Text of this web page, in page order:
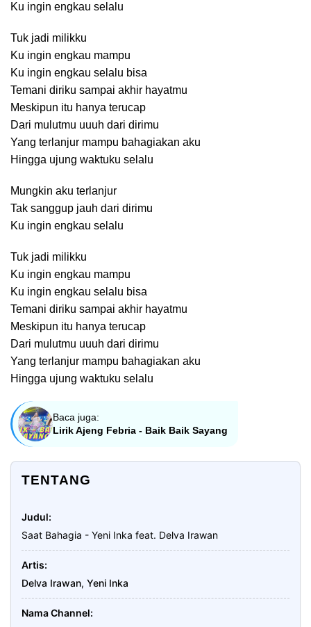
Ku ingin engkau selalu
Tuk jadi milikku
Ku ingin engkau mampu
Ku ingin engkau selalu bisa
Temani diriku sampai akhir hayatmu
Meskipun itu hanya terucap
Dari mulutmu uuuh dari dirimu
Yang terlanjur mampu bahagiakan aku
Hingga ujung waktuku selalu
Mungkin aku terlanjur
Tak sanggup jauh dari dirimu
Ku ingin engkau selalu
Tuk jadi milikku
Ku ingin engkau mampu
Ku ingin engkau selalu bisa
Temani diriku sampai akhir hayatmu
Meskipun itu hanya terucap
Dari mulutmu uuuh dari dirimu
Yang terlanjur mampu bahagiakan aku
Hingga ujung waktuku selalu
Baca juga:
Lirik Ajeng Febria - Baik Baik Sayang
TENTANG
Judul
Saat Bahagia - Yeni Inka feat. Delva Irawan
Artis
Delva Irawan, Yeni Inka
Nama Channel